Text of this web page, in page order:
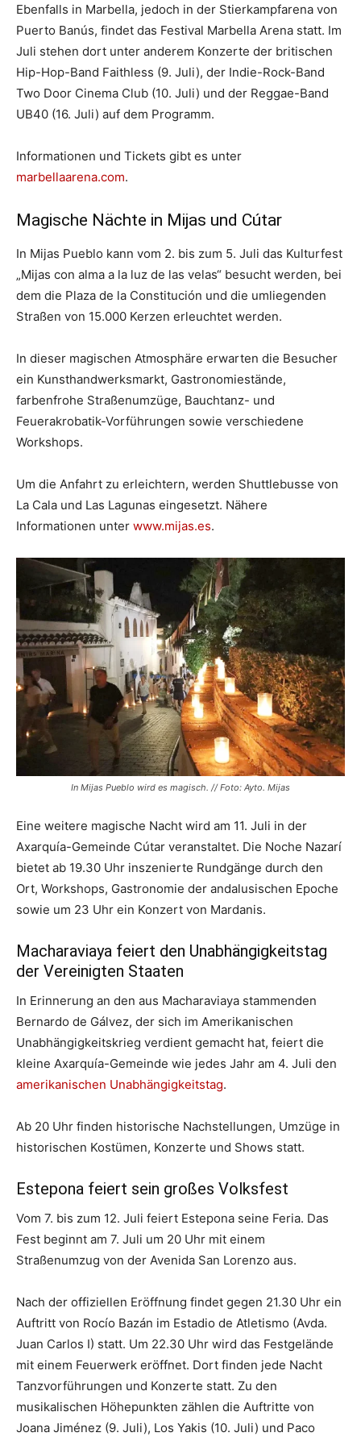
Ebenfalls in Marbella, jedoch in der Stierkampfarena von
Puerto Banús, findet das Festival Marbella Arena statt. Im
Juli stehen dort unter anderem Konzerte der britischen
Hip-Hop-Band Faithless (9. Juli), der Indie-Rock-Band
Two Door Cinema Club (10. Juli) und der Reggae-Band
UB40 (16. Juli) auf dem Programm.
Informationen und Tickets gibt es unter
marbellaarena.com.
Magische Nächte in Mijas und Cútar
In Mijas Pueblo kann vom 2. bis zum 5. Juli das Kulturfest
„Mijas con alma a la luz de las velas“ besucht werden, bei
dem die Plaza de la Constitución und die umliegenden
Straßen von 15.000 Kerzen erleuchtet werden.
In dieser magischen Atmosphäre erwarten die Besucher
ein Kunsthandwerksmarkt, Gastronomiestände,
farbenfrohe Straßenumzüge, Bauchtanz- und
Feuerakrobatik-Vorführungen sowie verschiedene
Workshops.
Um die Anfahrt zu erleichtern, werden Shuttlebusse von
La Cala und Las Lagunas eingesetzt. Nähere
Informationen unter www.mijas.es.
In Mijas Pueblo wird es magisch. // Foto: Ayto. Mijas
Eine weitere magische Nacht wird am 11. Juli in der
Axarquía-Gemeinde Cútar veranstaltet. Die Noche Nazarí
bietet ab 19.30 Uhr inszenierte Rundgänge durch den
Ort, Workshops, Gastronomie der andalusischen Epoche
sowie um 23 Uhr ein Konzert von Mardanis.
Macharaviaya feiert den Unabhängigkeitstag
der Vereinigten Staaten
In Erinnerung an den aus Macharaviaya stammenden
Bernardo de Gálvez, der sich im Amerikanischen
Unabhängigkeitskrieg verdient gemacht hat, feiert die
kleine Axarquía-Gemeinde wie jedes Jahr am 4. Juli den
amerikanischen Unabhängigkeitstag.
Ab 20 Uhr finden historische Nachstellungen, Umzüge in
historischen Kostümen, Konzerte und Shows statt.
Estepona feiert sein großes Volksfest
Vom 7. bis zum 12. Juli feiert Estepona seine Feria. Das
Fest beginnt am 7. Juli um 20 Uhr mit einem
Straßenumzug von der Avenida San Lorenzo aus.
Nach der offiziellen Eröffnung findet gegen 21.30 Uhr ein
Auftritt von Rocío Bazán im Estadio de Atletismo (Avda.
Juan Carlos I) statt. Um 22.30 Uhr wird das Festgelände
mit einem Feuerwerk eröffnet. Dort finden jede Nacht
Tanzvorführungen und Konzerte statt. Zu den
musikalischen Höhepunkten zählen die Auftritte von
Joana Jiménez (9. Juli), Los Yakis (10. Juli) und Paco